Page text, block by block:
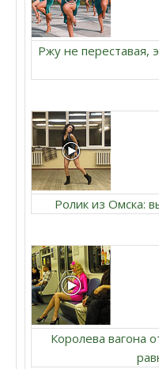
Ржу не переставая,
Ролик из Омска:
Королева вагона